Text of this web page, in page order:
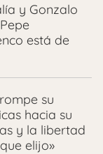
y Gonzalo
está de
su
hacia su
y la libertad
elijo»